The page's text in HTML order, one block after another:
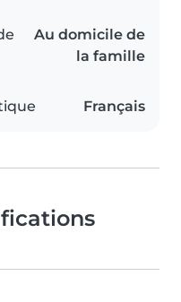
Au domicile de
la famille
Français